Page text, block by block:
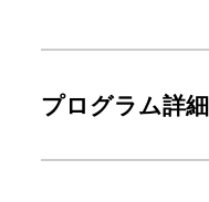
プログラム詳細